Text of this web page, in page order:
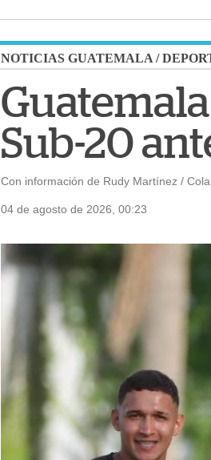
NOTICIAS GUATEMALA /
Sub-20
Con información de Rudy Martínez /
04 de agosto de 2026, 00:23